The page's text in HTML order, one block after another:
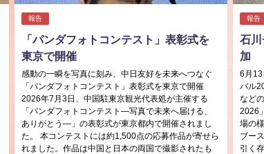
報告
「パンダフォトコンテスト」表彰式を
東京で開催
感動の一瞬を写真に刻み、中日友好を未来へつなぐ
「パンダフォトコンテスト」表彰式を東京で開催
2026年7月3日、中国駐東京観光代表処が主催する
「パンダフォトコンテスト―写真で未来へ届ける、
ありがとう―」の表彰式が東京都内で開催されまし
た。 本コンテストには約1,500点の応募作品が寄せら
れました。作品は中国と日本の両国で撮影されたも
報告
石
加
6月13
バル
など
2026
場の
ブー
引く